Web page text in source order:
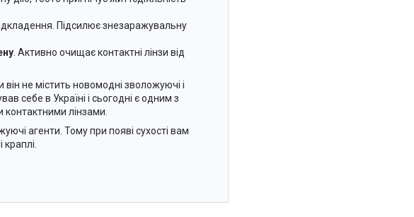
Підсилює знезаражувальну
. Активно очищає контактні лінзи від
не містить новомодні зволожуючі і
себе в Україні і сьогодні є одним з
контактними лінзами.
агенти. Тому при появі сухості вам